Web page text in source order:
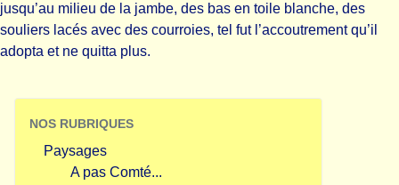
jusqu’au milieu de la jambe, des bas en toile blanche, des
souliers lacés avec des courroies, tel fut l’accoutrement qu’il
adopta et ne quitta plus.
NOS RUBRIQUES
Paysages
A pas Comté...